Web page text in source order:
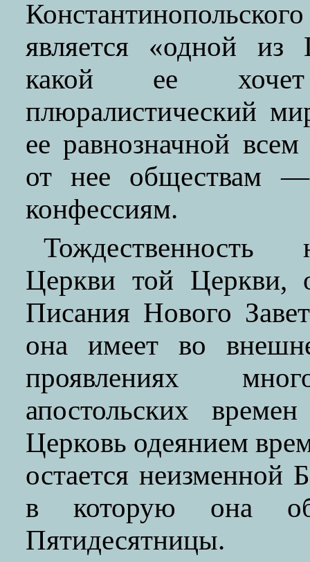
является «одной из
какой ее хочет
плюралистический
ее равнозначной
от нее обществам —
конфессиям.
Тождественность
Церкви той Церкви,
Писания Нового
она имеет во
проявлениях
апостольских
Церковь одеянием
остается неизменной
в которую она
Пятидесятницы.